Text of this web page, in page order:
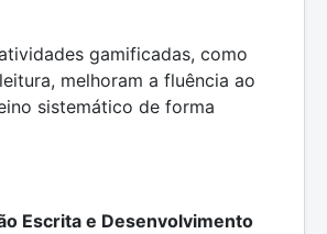
gamificadas, como
melhoram a fluência ao
sistemático de forma
Escrita e Desenvolvimento